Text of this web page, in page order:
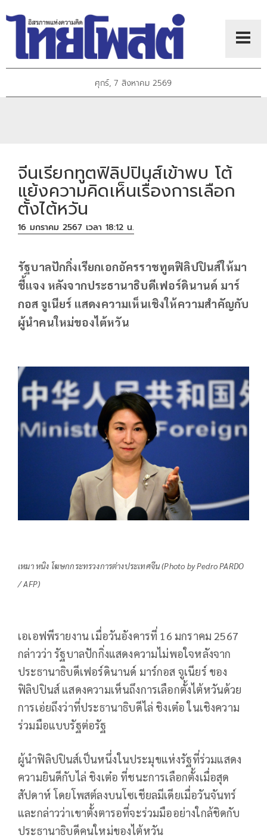
ศุกร์, 7 สิงหาคม 2569
จีนเรียกทูตฟิลิปปินส์เข้าพบ โต้
แย้งความคิดเห็นเรื่องการเลือก
ตั้งไต้หวัน
16 มกราคม 2567 เวลา 18:12 น.
รัฐบาลปักกิ่งเรียกเอกอัครราชทูตฟิลิปปินส์ให้มา
ชี้แจง หลังจากประธานาธิบดีเฟอร์ดินานด์ มาร์
กอส จูเนียร์ แสดงความเห็นเชิงให้ความสำคัญกับ
ผู้นำคนใหม่ของไต้หวัน
เหมา หนิง โฆษกกระทรวงการต่างประเทศจีน (Photo by Pedro PARDO
/ AFP)
เอเอฟพีรายงาน เมื่อวันอังคารที่ 16 มกราคม 2567
กล่าวว่า รัฐบาลปักกิ่งแสดงความไม่พอใจหลังจาก
ประธานาธิบดีเฟอร์ดินานด์ มาร์กอส จูเนียร์ ของ
ฟิลิปปินส์ แสดงความเห็นถึงการเลือกตั้งไต้หวันด้วย
การเอ่ยถึงว่าที่ประธานาธิบดีไล่ ชิงเต๋อ ในเชิงความ
ร่วมมือแบบรัฐต่อรัฐ
ผู้นำฟิลิปปินส์เป็นหนึ่งในประมุขแห่งรัฐที่ร่วมแสดง
ความยินดีกับไล่ ชิงเต๋อ ที่ชนะการเลือกตั้งเมื่อสุด
สัปดาห์ โดยโพสต์ลงบนโซเชียลมีเดียเมื่อวันจันทร์
และกล่าวว่าเขาตั้งตารอที่จะร่วมมืออย่างใกล้ชิดกับ
ประธานาธิบดีคนใหม่ของไต้หวัน